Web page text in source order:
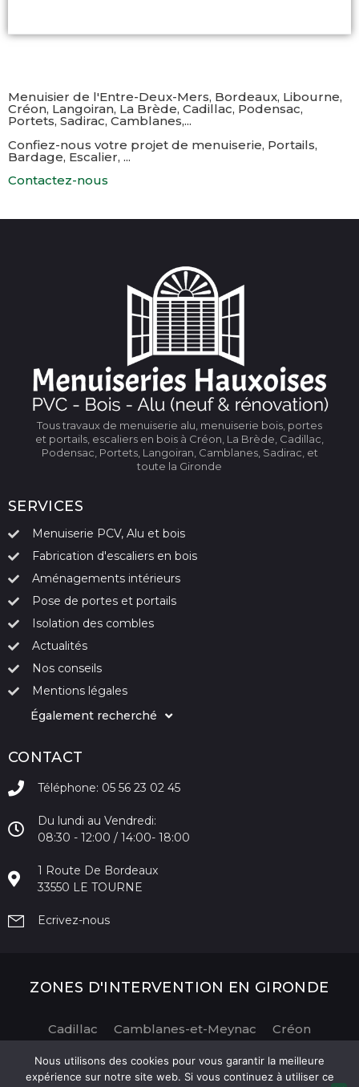
Menuisier de l'Entre-Deux-Mers, Bordeaux, Libourne,
Créon, Langoiran, La Brède, Cadillac, Podensac,
Portets, Sadirac, Camblanes,...​
Confiez-nous votre projet de menuiserie, Portails,
Bardage, Escalier, ...
Contactez-nous
Tous travaux de menuiserie alu, menuiserie bois, portes
et portails, escaliers en bois à Créon, La Brède, Cadillac,
Podensac, Portets, Langoiran, Camblanes, Sadirac, et
toute la Gironde
SERVICES
Menuiserie PCV, Alu et bois
Fabrication d'escaliers en bois
Aménagements intérieurs
Pose de portes et portails
Isolation des combles
Actualités
Nos conseils
Mentions légales
Également recherché
CONTACT
Téléphone: 05 56 23 02 45
Du lundi au Vendredi:
08:30 - 12:00 / 14:00- 18:00
1 Route De Bordeaux
33550 LE TOURNE
Ecrivez-nous
ZONES D'INTERVENTION EN GIRONDE
Cadillac Camblanes-et-Meynac
Créon
Portets
Saint Caprais de Bordeaux Sadirac
Nous utilisons des cookies pour vous garantir la meilleure
expérience sur notre site web. Si vous continuez à utiliser ce